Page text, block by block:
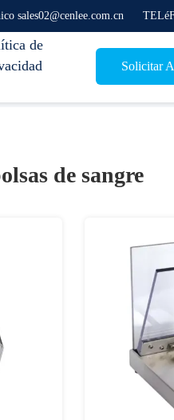
sales02@cenlee.com.cn
de
Solicitar
de sangre